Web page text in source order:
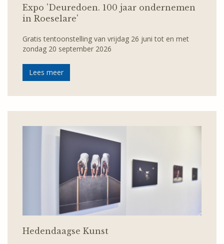
Expo 'Deuredoen. 100 jaar ondernemen
in Roeselare'
Gratis tentoonstelling van vrijdag 26 juni tot en met
zondag 20 september 2026
Lees meer
Hedendaagse Kunst